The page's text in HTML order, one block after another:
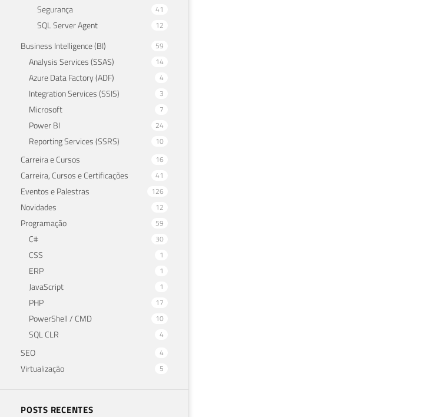
Segurança 41
SQL Server Agent 12
Business Intelligence (BI) 59
Analysis Services (SSAS) 14
Azure Data Factory (ADF) 4
Integration Services (SSIS) 3
Microsoft 7
Power BI 24
Reporting Services (SSRS) 10
Carreira e Cursos 16
Carreira, Cursos e Certificações 41
Eventos e Palestras 126
Novidades 12
Programação 59
C# 30
CSS 1
ERP 1
JavaScript 1
PHP 17
PowerShell / CMD 10
SQL CLR 4
SEO 4
Virtualização 5
POSTS RECENTES